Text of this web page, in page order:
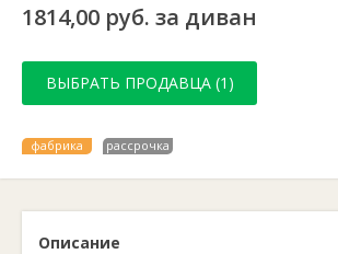
1814,00 руб. за диван
ВЫБРАТЬ ПРОДАВЦА (1)
фабрика рассрочка
Описание